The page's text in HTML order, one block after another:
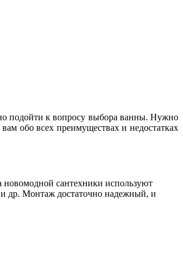
подойти к вопросу выбора ванны. Нужно
обо всех преимуществах и недостатках
новомодной сантехники используют
др. Монтаж достаточно надежный, и